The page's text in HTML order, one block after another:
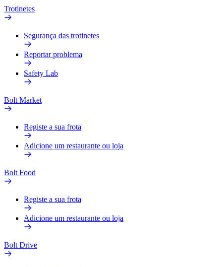
Trotinetes
Segurança das trotinetes
Reportar problema
Safety Lab
Bolt Market
Registe a sua frota
Adicione um restaurante ou loja
Bolt Food
Registe a sua frota
Adicione um restaurante ou loja
Bolt Drive